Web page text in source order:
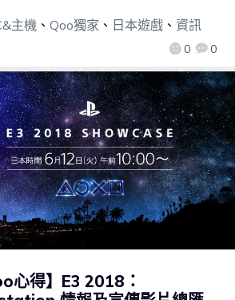
0 0
主機 、 Qoo獨家 、 日本遊戲、 資訊
心得】E3 2018：